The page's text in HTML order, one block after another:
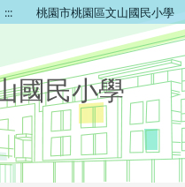
::: 桃園市桃園區文山國民小學
國民小學